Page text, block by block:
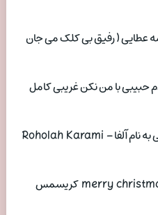
عطایی ( رفیق بی کلک می جان
حبیبی با من نکن غریبی کامل
دانلود آهنگ جدید روح الله کرمی به نام آلفا Roholah Karami –
دانلود آهنگ مری کریسمس merry christmas کریسمس